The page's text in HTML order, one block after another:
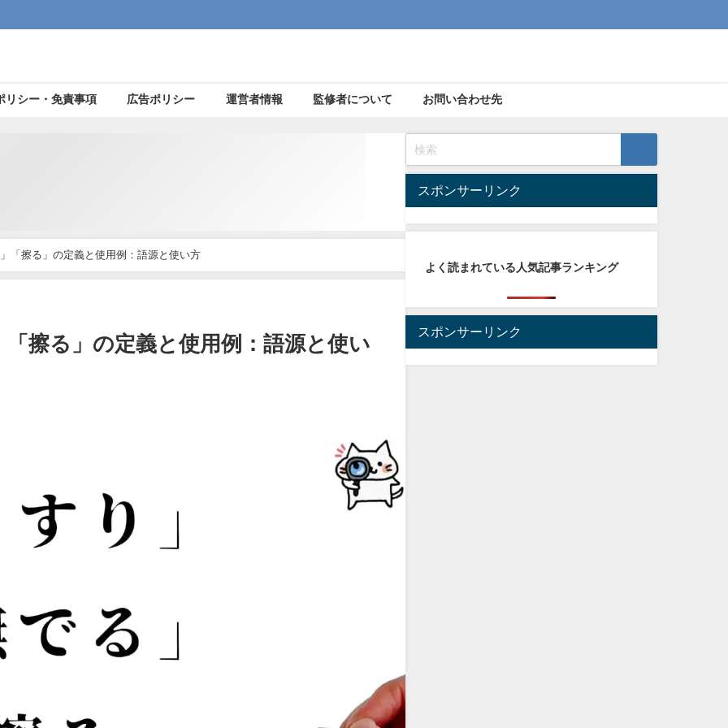
リシー・免責事項 広告ポリシー 運営者情報 監修者について お問い合わせ先
「擦る」の定義と使用例：語源と使い方
擦る」の定義と使用例：語源と使い
スポンサーリンク
よく読まれている人気記事ランキング
スポンサーリンク